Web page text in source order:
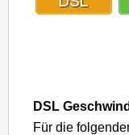
DSL
Für die